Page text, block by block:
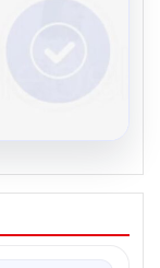
Seviyeli